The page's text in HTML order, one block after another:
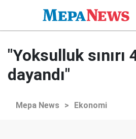
"Yoksulluk
dayandı"
Mepa News > Ekonomi